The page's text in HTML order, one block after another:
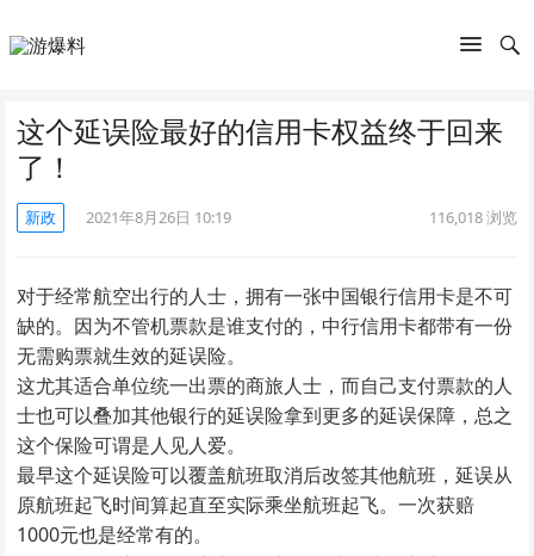
这个延误险最好的信用卡权益终于回来
了！
新政 2021年8月26日 10:19 116,018浏览
对于经常航空出行的人士，拥有一张中国银行信用卡是不可
缺的。因为不管机票款是谁支付的，中行信用卡都带有一份
无需购票就生效的延误险。
这尤其适合单位统一出票的商旅人士，而自己支付票款的人
士也可以叠加其他银行的延误险拿到更多的延误保障，总之
这个保险可谓是人见人爱。
最早这个延误险可以覆盖航班取消后改签其他航班，延误从
原航班起飞时间算起直至实际乘坐航班起飞。一次获赔
1000元也是经常有的。